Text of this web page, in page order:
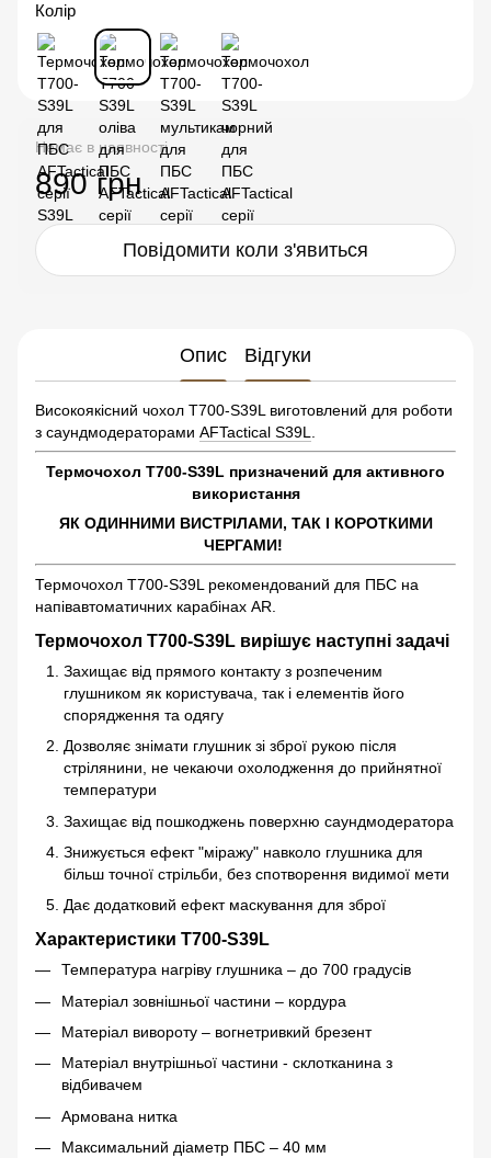
Колір
Немає в наявності
890 грн
Повідомити коли з'явиться
Опис Відгуки
Високоякісний чохол Т700-S39L виготовлений для роботи
з саундмодераторами AFTactical S39L
Термочохол Т700-S39L призначений для активного
використання
ЯК ОДИННИМИ ВИСТРІЛАМИ, ТАК І КОРОТКИМИ
ЧЕРГАМИ!
Термочохол Т700-S39L рекомендований для ПБС на
напівавтоматичних карабінах AR.
Термочохол Т700-S39L вирішує наступні задачі
Захищає від прямого контакту з розпеченим
глушником як користувача, так і елементів його
спорядження та одягу
Дозволяє знімати глушник зі зброї рукою після
стрілянини, не чекаючи охолодження до прийнятної
температури
Захищає від пошкоджень поверхню саундмодератора
Знижується ефект "міражу" навколо глушника для
більш точної стрільби, без спотворення видимої мети
Дає додатковий ефект маскування для зброї
Характеристики Т700-S39L
Температура нагріву глушника – до 700 градусів
Матеріал зовнішньої частини – кордура
Матеріал вивороту – вогнетривкий брезент
Матеріал внутрішньої частини - склотканина з
відбивачем
Армована нитка
Максимальний діаметр ПБС – 40 мм